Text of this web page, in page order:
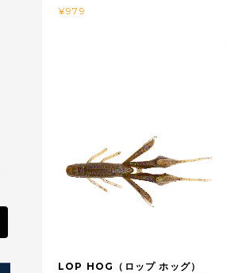
¥979
LOP HOG（ロップ ホッグ）